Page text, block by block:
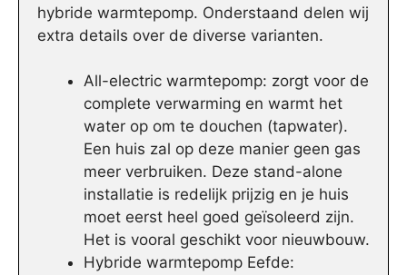
hybride warmtepomp. Onderstaand delen wij
extra details over de diverse varianten.
All-electric warmtepomp: zorgt voor de
complete verwarming en warmt het
water op om te douchen (tapwater).
Een huis zal op deze manier geen gas
meer verbruiken. Deze stand-alone
installatie is redelijk prijzig en je huis
moet eerst heel goed geïsoleerd zijn.
Het is vooral geschikt voor nieuwbouw.
Hybride warmtepomp Eefde: